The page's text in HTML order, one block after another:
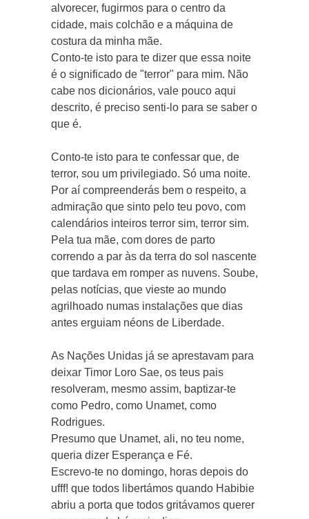
alvorecer, fugirmos para o centro da
cidade, mais colchão e a máquina de
costura da minha mãe.
Conto-te isto para te dizer que essa noite
é o significado de "terror" para mim. Não
cabe nos dicionários, vale pouco aqui
descrito, é preciso senti-lo para se saber o
que é.
Conto-te isto para te confessar que, de
terror, sou um privilegiado. Só uma noite.
Por aí compreenderás bem o respeito, a
admiração que sinto pelo teu povo, com
calendários inteiros terror sim, terror sim.
Pela tua mãe, com dores de parto
correndo a par às da terra do sol nascente
que tardava em romper as nuvens. Soube,
pelas notícias, que vieste ao mundo
agrilhoado numas instalações que dias
antes erguiam néons de Liberdade.
As Nações Unidas já se aprestavam para
deixar Timor Loro Sae, os teus pais
resolveram, mesmo assim, baptizar-te
como Pedro, como Unamet, como
Rodrigues.
Presumo que Unamet, ali, no teu nome,
queria dizer Esperança e Fé.
Escrevo-te no domingo, horas depois do
ufff! que todos libertámos quando Habibie
abriu a porta que todos gritávamos querer